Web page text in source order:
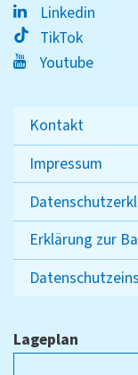
Linkedin
TikTok
Youtube
Kontakt
Impressum
Erklärung zur
Lageplan